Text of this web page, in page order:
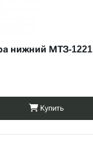
нижний МТЗ-1221
Купить